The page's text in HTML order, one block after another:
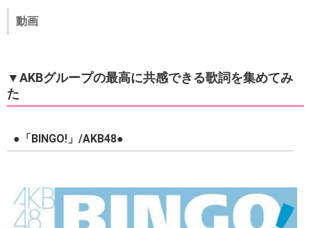
動画
▼AKBグループの最高に共感できる歌詞を集めてみ
た
●「BINGO!」/AKB48●